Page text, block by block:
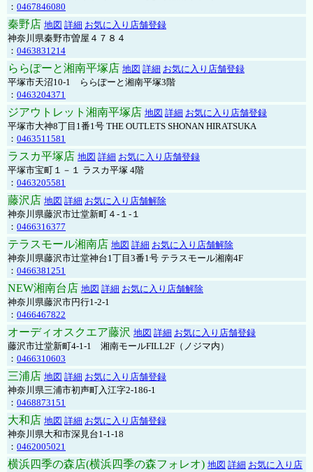
： 0467846080
秦野店 地図 詳細 お気に入り店舗登録
神奈川県秦野市曽屋４７８４
： 0463831214
ららぽーと湘南平塚店 地図 詳細 お気に入り店舗登録
平塚市天沼10-1 ららぽーと湘南平塚3階
： 0463204371
ジアウトレット湘南平塚店 地図 詳細 お気に入り店舗登録
平塚市大神8丁目1番1号 THE OUTLETS SHONAN HIRATSUKA
： 0463511581
ラスカ平塚店 地図 詳細 お気に入り店舗登録
平塚市宝町１－１ ラスカ平塚 4階
： 0463205581
藤沢店 地図 詳細 お気に入り店舗解除
神奈川県藤沢市辻堂新町４-１-１
： 0466316377
テラスモール湘南店 地図 詳細 お気に入り店舗解除
神奈川県藤沢市辻堂神台1丁目3番1号 テラスモール湘南4F
： 0466381251
NEW湘南台店 地図 詳細 お気に入り店舗解除
神奈川県藤沢市円行1-2-1
： 0466467822
オーディオスクエア藤沢 地図 詳細 お気に入り店舗登録
藤沢市辻堂新町4-1-1 湘南モールFILL2F（ノジマ内）
： 0466310603
三浦店 地図 詳細 お気に入り店舗登録
神奈川県三浦市初声町入江字2-186-1
： 0468873151
大和店 地図 詳細 お気に入り店舗登録
神奈川県大和市深見台1-1-18
： 0462005021
横浜四季の森店(横浜四季の森フォレオ) 地図 詳細 お気に入り店